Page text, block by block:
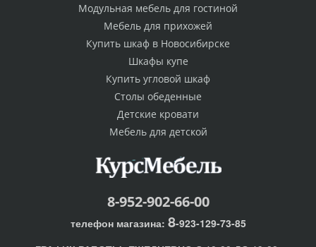
Модульная мебель для гостиной
Мебель для прихожей
Купить шкаф в Новосибирске
Шкафы купе
Купить угловой шкаф
Столы обеденные
Детские кровати
Мебель для детской
8-952-902-66-00
телефон магазина: 8-923-129-73-85